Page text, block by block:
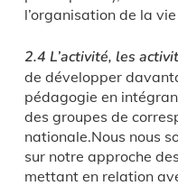
l’organisation de la
2.4 L’activité, les
de développer
pédagogie en
des groupes de
nationale.Nous nous
sur notre approche
mettant en relation